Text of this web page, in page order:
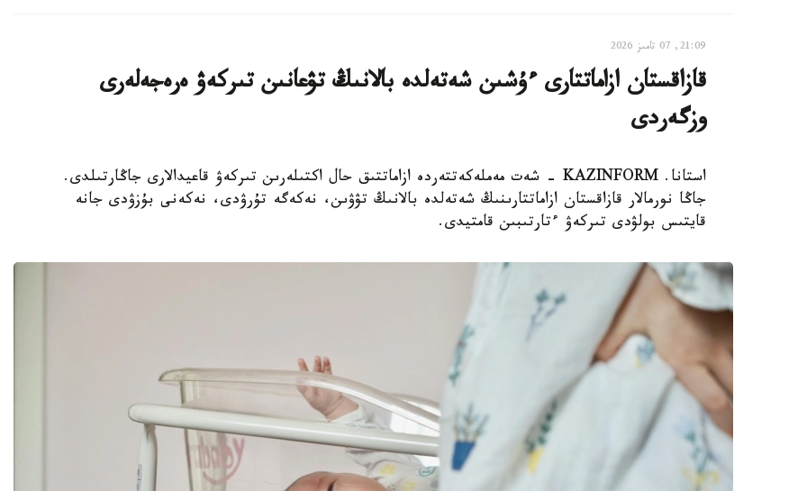
21:09, 07 تامىز 2026
قازاقستان ازاماتتارى ءۇشىن شەتەلدە بالانىڭ تۋعانىن تىركەۋ ەرەجەلەرى
وزگەردى
استانا. KAZINFORM - شەت مەملەكەتتەردە ازاماتتىق حال اكتىلەرىن تىركەۋ قاعيدالارى جاڭارتىلدى.
جاڭا نورمالار قازاقستان ازاماتتارىنىڭ شەتەلدە بالانىڭ تۋۋىن، نەكەگە تۇرۋدى، نەكەنى بۇزۋدى جانە
قايتىس بولۋدى تىركەۋ ءتارتىبىن قامتيدى.